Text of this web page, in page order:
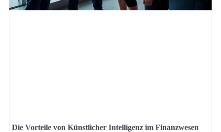
Die Vorteile von Künstlicher Intelligenz im Finanzwesen